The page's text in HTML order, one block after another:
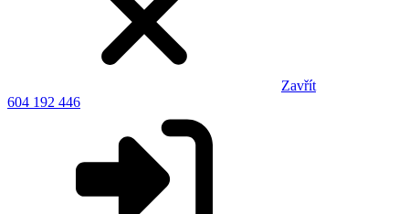
Zavřít
604 192 446